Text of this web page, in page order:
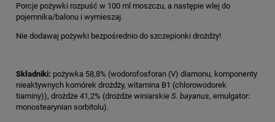
Porcje pożywki rozpuść w 100 ml moszczu, a następie wlej do
pojemnika/balonu i wymieszaj.
Nie dodawaj pożywki bezpośrednio do szczepionki drożdży!
Składniki: pożywka 58,8% (wodorofosforan (V) diamonu, komponenty
nieaktywnych komórek drożdży, witamina B1 (chlorowodorek
tiaminy)), drożdże 41,2% (drożdże winiarskie S. bayanus, emulgator:
monostearynian sorbitolu).